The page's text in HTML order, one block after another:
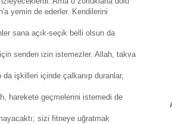
yemin de ederler. Kendilerini
sana açık-seçik belli olsun da
senden izin istemezler. Allah, takva
işkilleri içinde çalkanıp duranlar,
harekete geçmelerini istemedi de
sizi fitneye uğratmak